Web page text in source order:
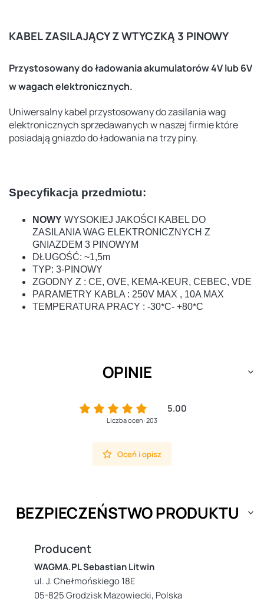
KABEL ZASILAJĄCY Z WTYCZKĄ 3 PINOWY
Przystosowany do ładowania akumulatorów 4V lub 6V
w wagach elektronicznych.
Uniwersalny kabel przystosowany do zasilania wag
elektronicznych sprzedawanych w naszej firmie które
posiadają gniazdo do ładowania na trzy piny.
Specyfikacja przedmiotu:
NOWY WYSOKIEJ JAKOŚCI KABEL DO
ZASILANIA WAG ELEKTRONICZNYCH Z
GNIAZDEM 3 PINOWYM
DŁUGOŚĆ: ~1,5m
TYP: 3-PINOWY
ZGODNY Z : CE, OVE, KEMA-KEUR, CEBEC, VDE
PARAMETRY KABLA : 250V MAX , 10A MAX
TEMPERATURA PRACY : -30*C- +80*C
OPINIE
5.00
Liczba ocen: 203
Oceń i opisz
BEZPIECZEŃSTWO PRODUKTU
Producent
WAGMA.PL Sebastian Litwin
ul. J. Chełmońskiego 18E
05-825 Grodzisk Mazowiecki, Polska